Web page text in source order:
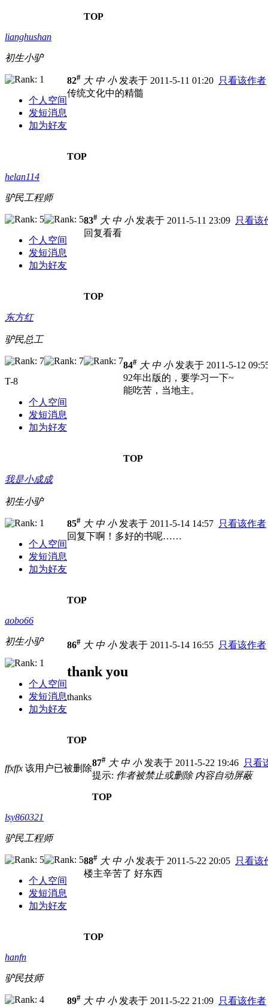
TOP
lianghushan
初生小驴
个人空间
发短消息
加为好友
82# 大 中 小发表于 2011-5-11 01:20 只看该作者
传统文化中的精髓
TOP
helan114
驴民工程师
个人空间
发短消息
加为好友
83# 大 中 小发表于 2011-5-11 23:09 只看该
回复看看
TOP
东方红
驴民总工
T-8
个人空间
发短消息
加为好友
84# 大 中 小发表于 2011-5-12
92年出版的，要学习一下~
能吃苦，当地主。
TOP
我是小成成
初生小驴
个人空间
发短消息
加为好友
85# 大 中 小发表于 2011-5-14 14:57 只看该作者
回复下啊！多好的书呢……
TOP
aobo66
初生小驴
个人空间
发短消息
加为好友
86# 大 中 小发表于 2011-5-14 16:55 只看该作者
thank you
thanks
TOP
ffxffx 该用户已被删除
87# 大 中 小发表于 2011-5-22 19:46 只看
提示: 作者被禁止或删除 内容自动屏蔽
TOP
lsy860321
驴民工程师
个人空间
发短消息
加为好友
88# 大 中 小发表于 2011-5-22 20:05 只看该
楼主辛苦了 好东西
TOP
hanfn
驴民技师
89# 大 中 小发表于 2011-5-22 21:09 只看该作者